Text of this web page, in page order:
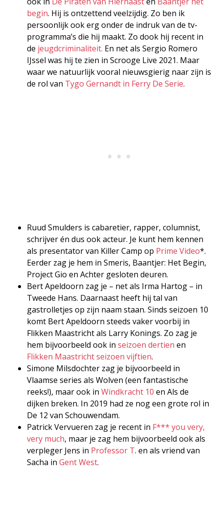
begin. Hij is ontzettend veelzijdig. Zo ben ik
persoonlijk ook erg onder de indruk van de tv-
programma’s die hij maakt. Zo dook hij recent in
de jeugdcriminaliteit. En net als Sergio Romero
IJssel was hij te zien in Scrooge Live 2021. Maar
waar we natuurlijk vooral nieuwsgierig naar zijn is
de rol van Tygo Gernandt in Ferry De Serie.
Ruud Smulders is cabaretier, rapper, columnist,
schrijver én dus ook acteur. Je kunt hem kennen
als presentator van Killer Camp op Prime Video*.
Eerder zag je hem in Smeris, Baantjer: Het Begin,
Project Gio en Achter gesloten deuren.
Bert Apeldoorn zag je – net als Irma Hartog – in
Tweede Hans. Daarnaast heeft hij tal van
gastrolletjes op zijn naam staan. Sinds seizoen 10
komt Bert Apeldoorn steeds vaker voorbij in
Flikken Maastricht als Larry Konings. Zo zag je
hem bijvoorbeeld ook in seizoen dertien en
Flikken Maastricht seizoen vijftien.
Simone Milsdochter zag je bijvoorbeeld in
Vlaamse series als Wolven (een fantastische
reeks!), maar ook in Windkracht 10 en Als de
dijken breken. In 2019 had ze nog een grote rol in
De 12 van Schouwendam.
Patrick Vervueren zag je recent in F*** you very,
very much, maar je zag hem bijvoorbeeld ook als
verpleger Jens in Professor T. en als vriend van
Sacha in Gent West.